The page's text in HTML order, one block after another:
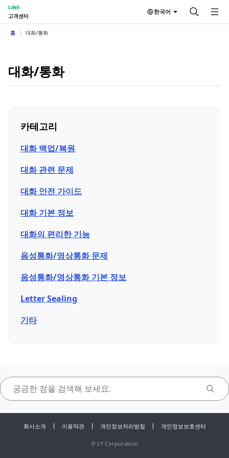
LINE
고객센터
한국어
홈 대화/통화
대화/통화
카테고리
대화 백업/복원
대화 관련 문제
대화 안전 가이드
대화 기본 정보
대화의 편리한 기능
음성통화/영상통화 문제
음성통화/영상통화 기본 정보
Letter Sealing
기타
회사소개 이용약관 개인정보처리방침 개인정보보호센터
© LY Corporation